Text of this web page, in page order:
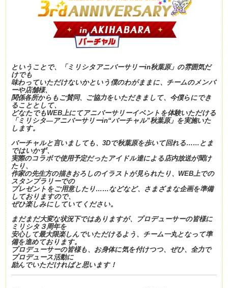
ということで、「ミリシタアニバーサリーin秋葉原」の雰囲気だ
けでも
味わっていただけないかという僕のわがままに、チームのメンバ
ーや店舗様、
関係各所からもご賛同、ご協力をいただきまして、今僕らにでき
ることとして、
どなたでもWEB上にてアニバーサリーイベントを体験いただける
「ミリシタ―アニバーサリーin“バーチャル”秋葉原」を実施いた
します。
バーチャルと言いましても、3Dで秋葉原を歩いて回れる……とま
ではいかず、
実際のコラボで使用予定だったアイドル達による店内放送が聞け
たり、
作家の先生方の描きおろしのイラストが見られたり、WEB上での
スタンプラリーでの
プレゼントをご用意したり……などなど、さまざまな企画を準備
しておりますので、
ぜひ楽しみにしていてください。
まだまだ大変な状況下ではありますが、プロデューサーの皆様に
ミリシタ３周年を
安心して最大限楽しんでいただけるよう、チーム一丸となって準
備を進めております。
プロデューサーの皆様も、お身体に気を付けつつ、ぜひ、全力で
プロデュース活動に
励んでいただければと思います！